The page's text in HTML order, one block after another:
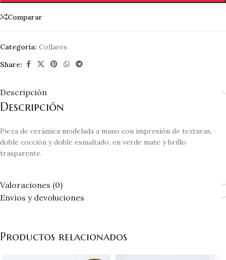
Comparar
Categoría: Collares
Share:
Descripción
Descripción
Pieza de cerámica modelada a mano con impresión de texturas,
doble cocción y doble esmaltado, en verde mate y brillo
trasparente.
Valoraciones (0)
Envíos y devoluciones
Productos relacionados